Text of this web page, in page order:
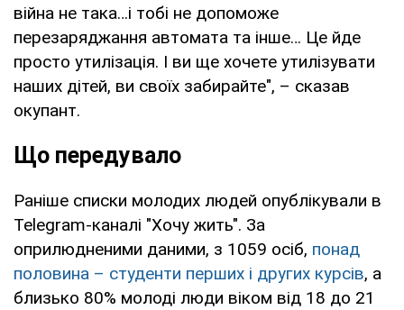
війна не така…і тобі не допоможе
перезаряджання автомата та інше… Це йде
просто утилізація. І ви ще хочете утилізувати
наших дітей, ви своїх забирайте", – сказав
окупант.
Що передувало
Раніше списки молодих людей опублікували в
Telegram-каналі "Хочу жить". За
оприлюдненими даними, з 1059 осіб, понад
половина – студенти перших і других курсів, а
близько 80% молоді люди віком від 18 до 21